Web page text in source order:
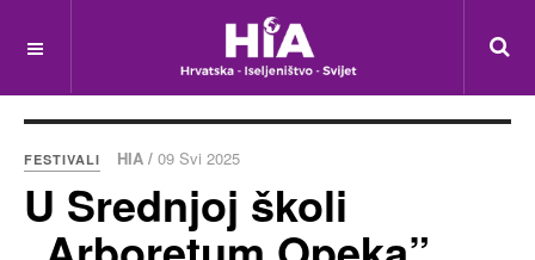
FESTIVALI HIA / 09 Svi 2025
U Srednjoj školi